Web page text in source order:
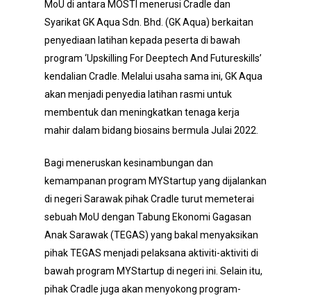
MoU di antara MOSTI menerusi Cradle dan
Syarikat GK Aqua Sdn. Bhd. (GK Aqua) berkaitan
penyediaan latihan kepada peserta di bawah
program ‘Upskilling For Deeptech And Futureskills’
kendalian Cradle. Melalui usaha sama ini, GK Aqua
akan menjadi penyedia latihan rasmi untuk
membentuk dan meningkatkan tenaga kerja
mahir dalam bidang biosains bermula Julai 2022.
Bagi meneruskan kesinambungan dan
kemampanan program MYStartup yang dijalankan
di negeri Sarawak pihak Cradle turut memeterai
sebuah MoU dengan Tabung Ekonomi Gagasan
Anak Sarawak (TEGAS) yang bakal menyaksikan
pihak TEGAS menjadi pelaksana aktiviti-aktiviti di
bawah program MYStartup di negeri ini. Selain itu,
pihak Cradle juga akan menyokong program-